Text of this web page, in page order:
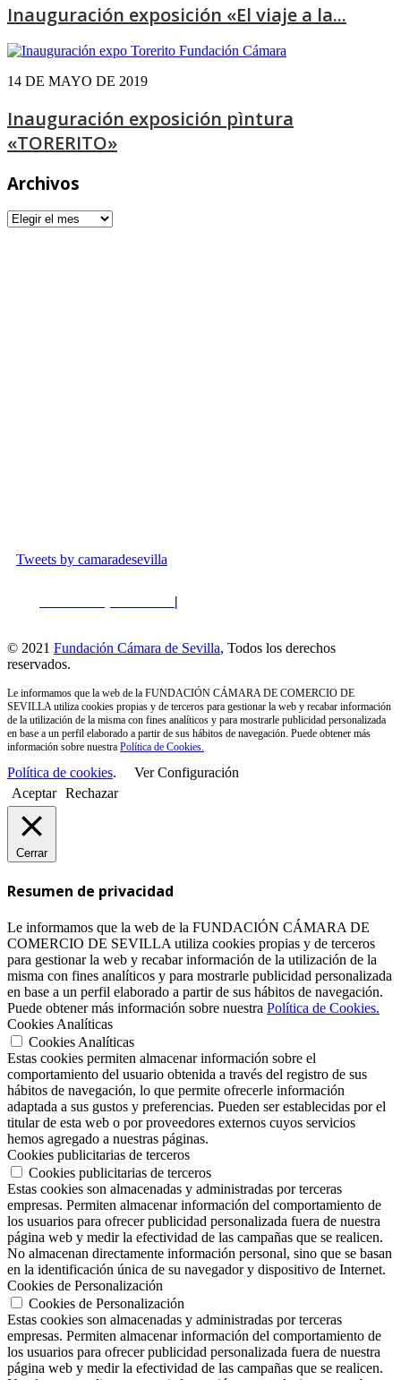
Inauguración exposición «El viaje a la...
14 DE MAYO DE 2019
Inauguración exposición pìntura
«TORERITO»
Archivos
Archivos
Tweets by camaradesevilla
|
© 2021 Fundación Cámara de Sevilla, Todos los derechos
reservados.
Le informamos que la web de la FUNDACIÓN CÁMARA DE COMERCIO DE
SEVILLA utiliza cookies propias y de terceros para gestionar la web y recabar información
de la utilización de la misma con fines analíticos y para mostrarle publicidad personalizada
en base a un perfil elaborado a partir de sus hábitos de navegación. Puede obtener más
información sobre nuestra Política de Cookies.
Política de cookies.
Ver Configuración
Aceptar Rechazar
Cerrar
Resumen de privacidad
Le informamos que la web de la FUNDACIÓN CÁMARA DE
COMERCIO DE SEVILLA utiliza cookies propias y de terceros
para gestionar la web y recabar información de la utilización de la
misma con fines analíticos y para mostrarle publicidad personalizada
en base a un perfil elaborado a partir de sus hábitos de navegación.
Puede obtener más información sobre nuestra Política de Cookies.
Cookies Analíticas
Cookies Analíticas
Estas cookies permiten almacenar información sobre el
comportamiento del usuario obtenida a través del registro de sus
hábitos de navegación, lo que permite ofrecerle información
adaptada a sus gustos y preferencias. Pueden ser establecidas por el
titular de esta web o por proveedores externos cuyos servicios
hemos agregado a nuestras páginas.
Cookies publicitarias de terceros
Cookies publicitarias de terceros
Estas cookies son almacenadas y administradas por terceras
empresas. Permiten almacenar información del comportamiento de
los usuarios para ofrecer publicidad personalizada fuera de nuestra
página web y medir la efectividad de las campañas que se realicen.
No almacenan directamente información personal, sino que se basan
en la identificación única de su navegador y dispositivo de Internet.
Cookies de Personalización
Cookies de Personalización
Estas cookies son almacenadas y administradas por terceras
empresas. Permiten almacenar información del comportamiento de
los usuarios para ofrecer publicidad personalizada fuera de nuestra
página web y medir la efectividad de las campañas que se realicen.